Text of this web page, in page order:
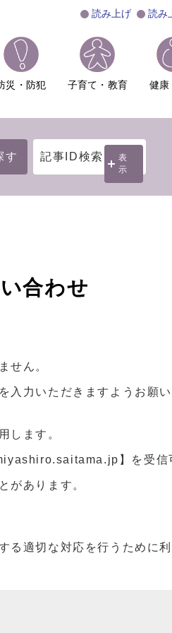
読み上げ 読み
災・防犯 子育て・教育 健康
す 記事ID検索
表
示
合わせ
せん。
力いただきますようお願
します。
】を受信
があります。
適切な対応を行うために